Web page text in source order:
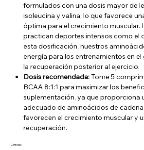
formulados con una dosis mayor de
isoleucina y valina, lo que favorece
óptima para el crecimiento muscular.
practican deportes intensos como el
esta dosificación, nuestros
energía para los entrenamientos en
la recuperación posterior al ejercicio.
Dosis recomendada:Tome 5
BCAA 8:1:1 para maximizar los
suplementación, ya que proporciona
adecuado de aminoácidos de
favorecen el crecimiento muscular y
recuperación.
Cantidad